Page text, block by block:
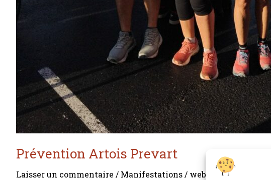
Prévention Artois Prevart
Laisser un commentaire / Manifestations/ webcoAdmHouchin